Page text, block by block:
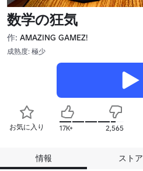
数学の狂気
作: AMAZING GAMEZ!
成熟度: 極少
お気に入り 17K+ 2,565
情報 ストア